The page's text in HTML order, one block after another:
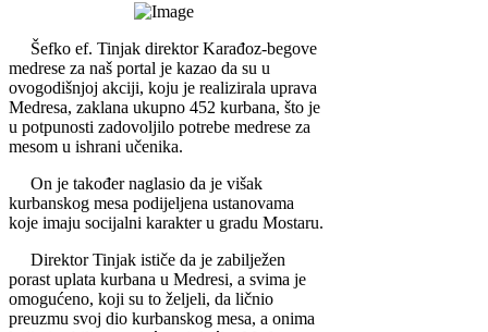
Šefko ef. Tinjak direktor Karađoz-begove
medrese za naš portal je kazao da su u
ovogodišnjoj akciji, koju je realizirala uprava
Medresa, zaklana ukupno 452 kurbana, što je
u potpunosti zadovoljilo potrebe medrese za
mesom u ishrani učenika.
On je također naglasio da je višak
kurbanskog mesa podijeljena ustanovama
koje imaju socijalni karakter u gradu Mostaru.
Direktor Tinjak ističe da je zabilježen
porast uplata kurbana u Medresi, a svima je
omogućeno, koji su to željeli, da ličnio
preuzmu svoj dio kurbanskog mesa, a onima